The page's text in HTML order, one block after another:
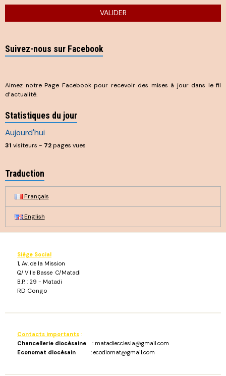
VALIDER
Suivez-nous sur Facebook
Aimez notre Page Facebook pour recevoir des mises à jour dans le fil
d’actualité.
Statistiques du jour
Aujourd'hui
31 visiteurs - 72pages vues
Traduction
Français
English
Siège Social
1, Av. de la Mission
Q/ Ville Basse C/Matadi
B.P. : 29 - Matadi
RD Congo
Contacts importants :
Chancellerie diocésaine : matadiecclesia@gmail.com
Economat diocésain : ecodiomat@gmail.com